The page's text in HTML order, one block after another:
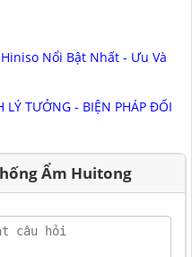
Nổi Bật Nhất - Ưu Và
TƯỞNG - BIỆN PHÁP ĐỐI
Ẩm Huitong